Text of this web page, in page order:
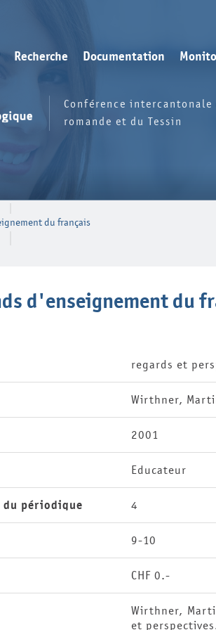
Recherche Documentation
Conférence
romande et du Tessin
du français
d'enseignement du
regards et
Wirthner,
2001
Educateur
du périodique 4
9-10
CHF 0.-
Wirthner,
et